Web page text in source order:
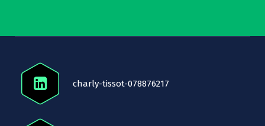
charly-tissot-078876217